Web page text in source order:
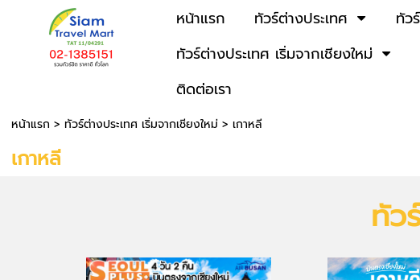
หน้าแรก ทัวร์ต่างประเทศ ทัว
ทัวร์ต่างประเทศ เริ่มจากเชียงใหม่
ติดต่อเรา
หน้าแรก > ทัวร์ต่างประเทศ เริ่มจากเชียงใหม่> เกาหลี
เกาหลี
ทัว